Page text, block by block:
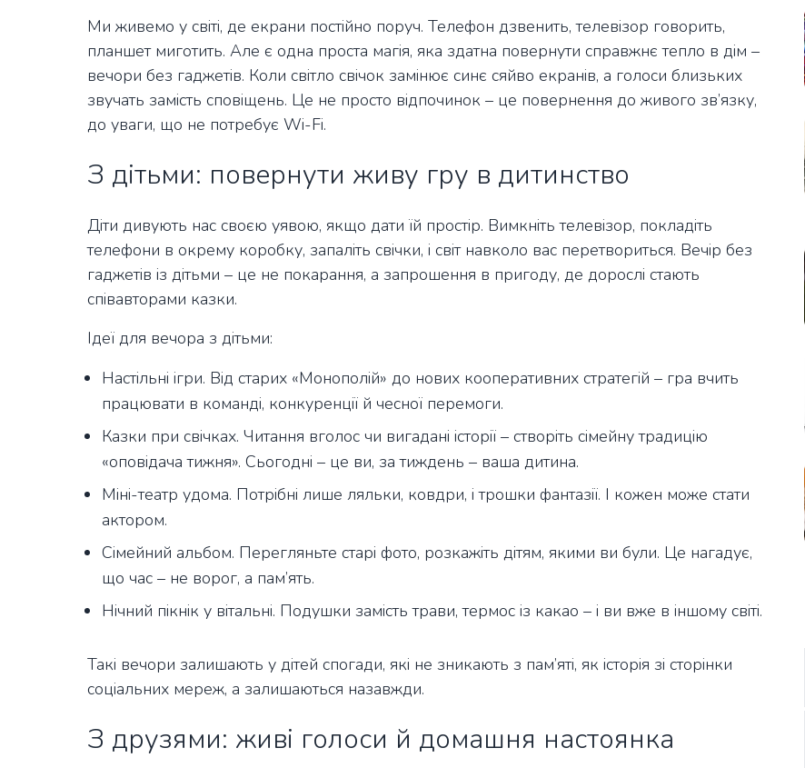
Ми живемо у світі, де екрани постійно поруч. Телефон дзвенить, телевізор говорить,
планшет миготить. Але є одна проста магія, яка здатна повернути справжнє тепло в дім –
вечори без гаджетів. Коли світло свічок замінює синє сяйво екранів, а голоси близьких
звучать замість сповіщень. Це не просто відпочинок – це повернення до живого зв’язку,
до уваги, що не потребує Wi-Fi.
З дітьми: повернути живу гру в дитинство
Діти дивують нас своєю уявою, якщо дати їй простір. Вимкніть телевізор, покладіть
телефони в окрему коробку, запаліть свічки, і світ навколо вас перетвориться. Вечір без
гаджетів із дітьми – це не покарання, а запрошення в пригоду, де дорослі стають
співавторами казки.
Ідеї для вечора з дітьми:
Настільні ігри. Від старих «Монополій» до нових кооперативних стратегій – гра вчить
працювати в команді, конкуренції й чесної перемоги.
Казки при свічках. Читання вголос чи вигадані історії – створіть сімейну традицію
«оповідача тижня». Сьогодні – це ви, за тиждень – ваша дитина.
Міні-театр удома. Потрібні лише ляльки, ковдри, і трошки фантазії. І кожен може стати
актором.
Сімейний альбом. Перегляньте старі фото, розкажіть дітям, якими ви були. Це нагадує,
що час – не ворог, а пам’ять.
Нічний пікнік у вітальні. Подушки замість трави, термос із какао – і ви вже в іншому світі.
Такі вечори залишають у дітей спогади, які не зникають з пам’яті, як історія зі сторінки
соціальних мереж, а залишаються назавжди.
З друзями: живі голоси й домашня настоянка